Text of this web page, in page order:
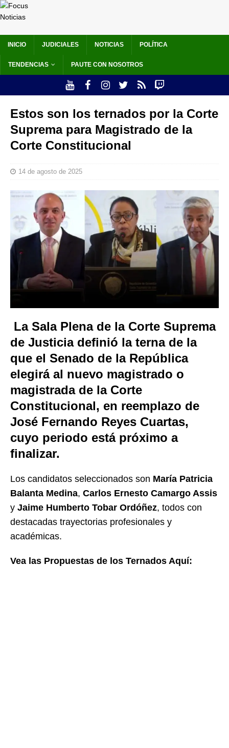
INICIO JUDICIALES NOTICIAS POLÍTICA
TENDENCIAS PAUTE CON NOSOTROS
Estos son los ternados por la Corte
Suprema para Magistrado de la
Corte Constitucional
14 de agosto de 2025
La Sala Plena de la Corte Suprema
de Justicia definió la terna de la
que el Senado de la República
elegirá al nuevo magistrado o
magistrada de la Corte
Constitucional, en reemplazo de
José Fernando Reyes Cuartas,
cuyo periodo está próximo a
finalizar.
Los candidatos seleccionados son María Patricia
Balanta Medina, Carlos Ernesto Camargo Assis
y Jaime Humberto Tobar Ordóñez, todos con
destacadas trayectorias profesionales y
académicas.
Vea las Propuestas de los Ternados Aquí: